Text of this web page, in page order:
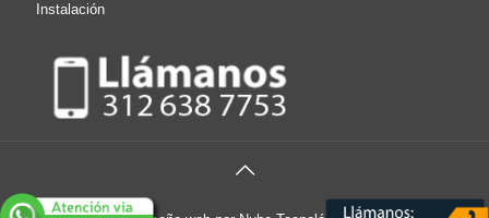
Instalación